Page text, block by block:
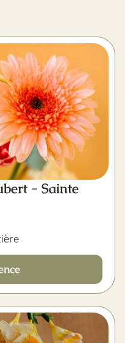
- Sainte